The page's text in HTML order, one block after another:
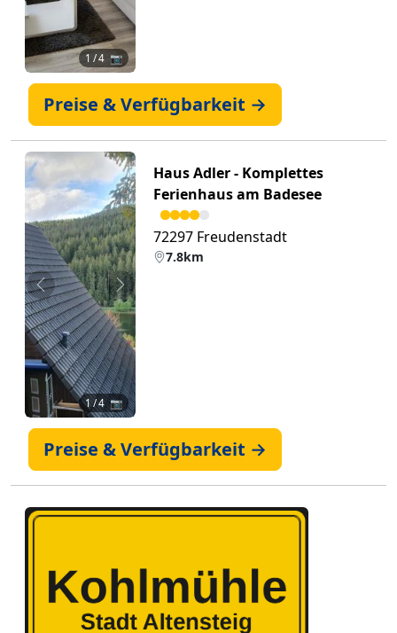
1 / 4 📷
Preise & Verfügbarkeit →
Zurück Weiter
1/ 4 📷
Haus Adler - Komplettes
Ferienhaus am Badesee
72297 Freudenstadt
7.8km
Preise & Verfügbarkeit →